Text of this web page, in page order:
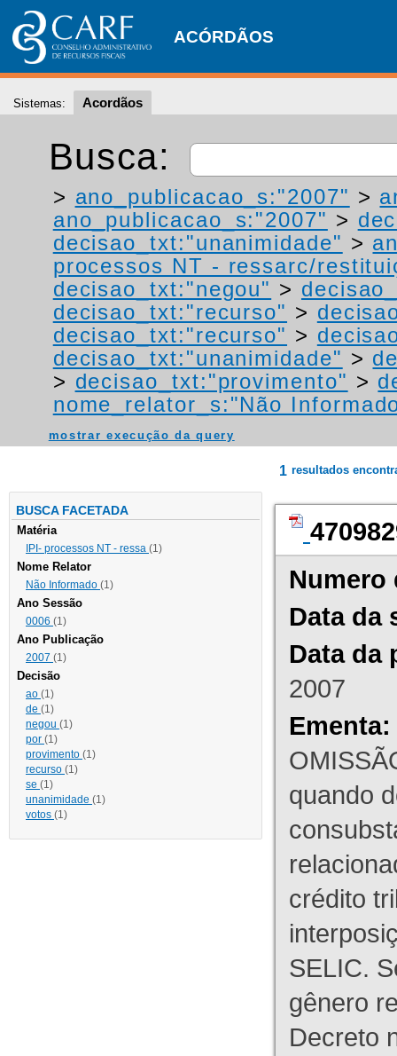
ACÓRDÃOS
Sistemas: Acordãos
Busca:
> ano_publicacao_s:"2007" >
ano_publicacao_s:"2007" >
decisao_txt:"unanimidade" >
processos NT - ressarc/
decisao_txt:"negou" >
decisao_txt:"recurso" >
decisao_txt:"recurso" >
decisao_txt:"unanimidade" >
> decisao_txt:"provimento" >
nome_relator_s:"Não
mostrar execução da query
BUSCA FACETADA
Matéria
IPI- processos NT - ressa (1)
Nome Relator
Não Informado (1)
Ano Sessão
0006 (1)
Ano Publicação
2007 (1)
Decisão
ao (1)
de (1)
negou (1)
por (1)
provimento (1)
recurso (1)
se (1)
unanimidade (1)
votos (1)
1 resultados
Numero
Data da
Data da
2007
Ementa:
quando
crédito
SELIC.
gênero
Decreto